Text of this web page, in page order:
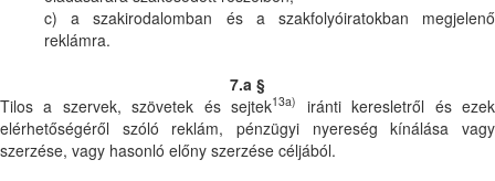
c) a szakirodalomban és a szakfolyóiratokban megjelenő
reklámra.
7.a §
Tilos a szervek, szövetek és sejtek13a)
iránti keresletről és ezek
elérhetőségéről szóló reklám, pénzügyi nyereség kínálása vagy
szerzése, vagy hasonló előny szerzése céljából.